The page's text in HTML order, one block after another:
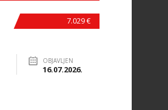
7.029 €
OBJAVLJEN
16.07.2026.